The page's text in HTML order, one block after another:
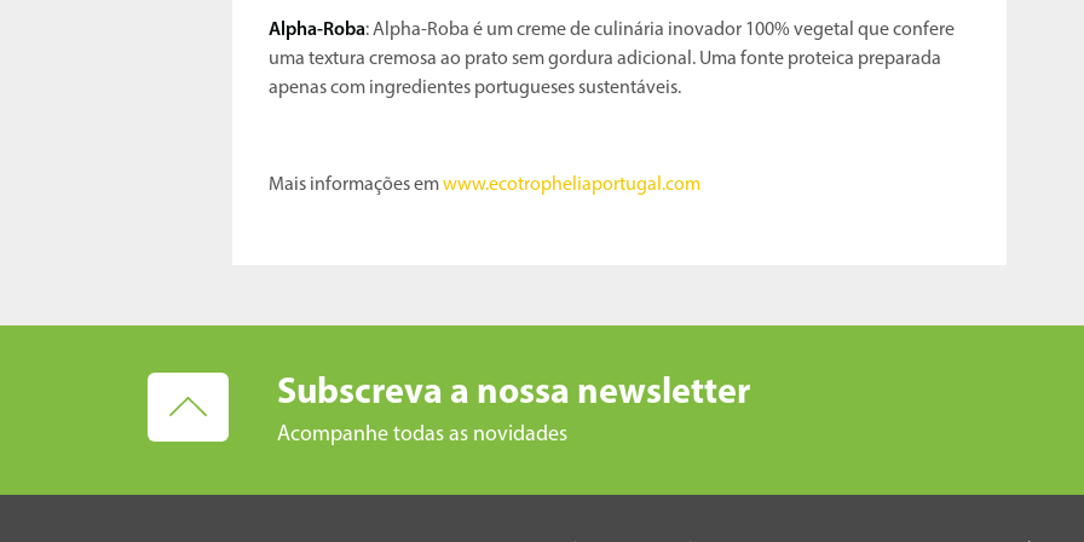
Alpha-Roba: Alpha-Roba é um creme de culinária inovador 100% vegetal que confere
uma textura cremosa ao prato sem gordura adicional. Uma fonte proteica preparada
apenas com ingredientes portugueses sustentáveis.
Mais informações emwww.ecotropheliaportugal.com
Subscreva a nossa newsletter
Acompanhe todas as novidades